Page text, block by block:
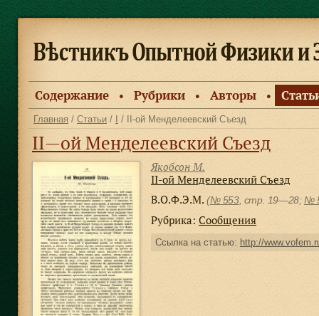
Содержание ● Рубрики ● Авторы ●
Главная / Статьи / / II-ой Менделеевский Съезд
II—ой Менделеевский Съезд
Якобсон М.
II-ой Менделеевский Съезд
В.О.Ф.Э.М. (№ 553, стр. 19—28; №
Рубрика: Сообщения
Ссылка на статью: http://